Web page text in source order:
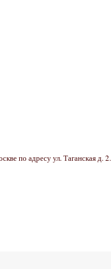
по адресу ул. Таганская д. 2.